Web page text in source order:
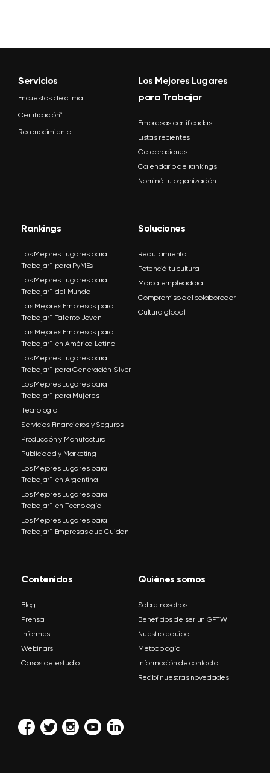
Servicios
Encuestas de clima
Certificación™
Reconocimiento
Los Mejores Lugares
para Trabajar
Empresas certificadas
Listas recientes
Celebraciones
Calendario de rankings
Nominá tu organización
Rankings
Los Mejores Lugares para
Trabajar™ para PyMEs
Los Mejores Lugares para
Trabajar™ del Mundo
Las Mejores Empresas para
Trabajar™ Talento Joven
Las Mejores Empresas para
Trabajar™ en América Latina
Los Mejores Lugares para
Trabajar™ para Generación Silver
Los Mejores Lugares para
Trabajar™ para Mujeres
Tecnología
Servicios Financieros y Seguros
Producción y Manufactura
Publicidad y Marketing
Los Mejores Lugares para
Trabajar™ en Argentina
Los Mejores Lugares para
Trabajar™ en Tecnología
Los Mejores Lugares para
Trabajar™ Empresas que Cuidan
Soluciones
Reclutamiento
Potenciá tu cultura
Marca empleadora
Compromiso del colaborador
Cultura global
Contenidos
Blog
Prensa
Informes
Webinars
Casos de estudio
Quiénes somos
Sobre nosotros
Beneficios de ser un GPTW
Nuestro equipo
Metodología
Información de contacto
Recibí nuestras novedades